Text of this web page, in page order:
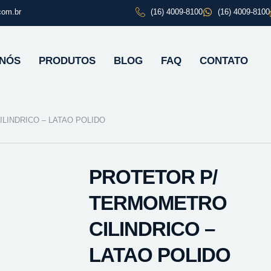
(16) 4009-8100 (16) 4009-8100
PRODUTOS BLOG FAQ CONTATO
– LATAO POLIDO
PROTETOR P/
TERMOMETRO
CILINDRICO –
LATAO POLIDO